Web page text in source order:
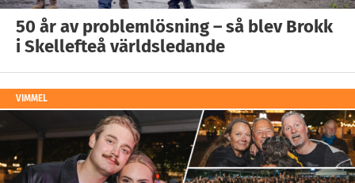
50 år av problemlösning – så blev Brokk
i Skellefteå världsledande
VIMMEL